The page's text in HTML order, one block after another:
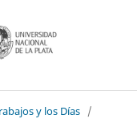
y los Días /